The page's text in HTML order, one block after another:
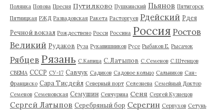
Полянка Попова Пресня Путилково Пушкинский Пьянов Пятигорск
Пятницкая РЖД Развадовская Ракета Расторгуев Рдейский Рдея
Речной вокзал Рождествено Росси Россина Россия Ростов
Великий Рудаков Руза Рукавишников Русе Рыбаков Е. Рысачок
Рябцев Рязань С.Капица С.Латыпов С.Семенов С.Штенцов
СВЕМА СССР СУ-17 Савчук Садиков Садовое кольцо Сальников Сан-
Франциско Сара Тисдейл Северный порт Селезнева Семейный Доктор
Семенов Семеновская Семушин Сенчурина Сеня Сергей Кузнецов
Сергей Латыпов Серебряный бор Серегин Серпухов Сетунь